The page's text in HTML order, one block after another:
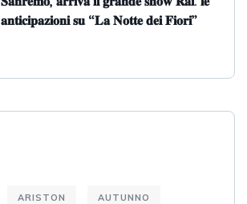
𝐚𝐧𝐭𝐢𝐜𝐢𝐩𝐚𝐳𝐢𝐨𝐧𝐢 𝐬𝐮 “𝐋𝐚 𝐍𝐨𝐭𝐭𝐞 𝐝𝐞𝐢 𝐅𝐢𝐨𝐫𝐢”
ARISTON AUTUNNO